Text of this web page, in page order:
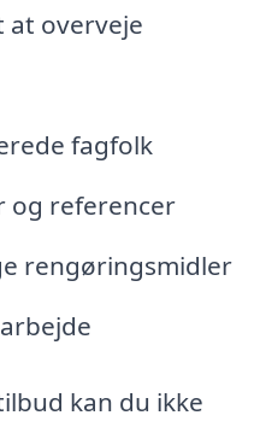
at overveje
fagfolk
og referencer
rengøringsmidler
kan du ikke